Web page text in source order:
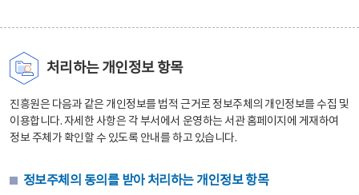
처리하는 개인정보 항목
진흥원은 다음과 같은 개인정보를 법적 근거로 정보주체의 개인정보를 수집 및
이용합니다. 자세한 사항은 각 부서에서 운영하는 서관 홈페이지에 게재하여
정보 주체가 확인할 수 있도록 안내를 하고 있습니다.
정보주체의 동의를 받아 처리하는 개인정보 항목